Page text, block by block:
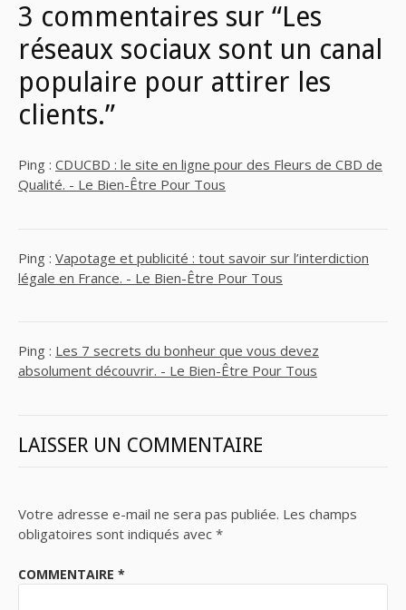
3 commentaires sur “Les
réseaux sociaux sont un canal
populaire pour attirer les
clients.”
Ping : CDUCBD : le site en ligne pour des Fleurs de CBD de
Qualité. - Le Bien-Être Pour Tous
Ping : Vapotage et publicité : tout savoir sur l’interdiction
légale en France. - Le Bien-Être Pour Tous
Ping : Les 7 secrets du bonheur que vous devez
absolument découvrir. - Le Bien-Être Pour Tous
LAISSER UN COMMENTAIRE
Votre adresse e-mail ne sera pas publiée. Les champs
obligatoires sont indiqués avec *
COMMENTAIRE *